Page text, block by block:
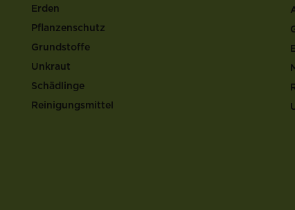
Erden
Pflanzenschutz
Grundstoffe
Unkraut
Schädlinge
Reinigungsmittel